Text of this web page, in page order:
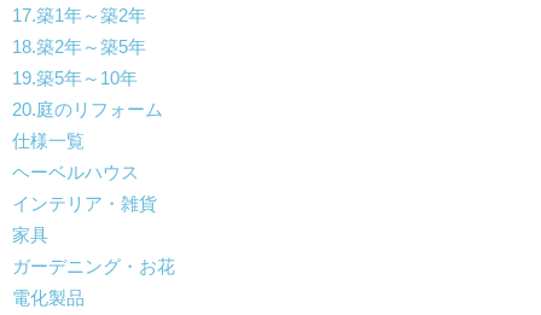
17.築1年～築2年
18.築2年～築5年
19.築5年～10年
20.庭のリフォーム
仕様一覧
ヘーベルハウス
インテリア・雑貨
家具
ガーデニング・お花
電化製品